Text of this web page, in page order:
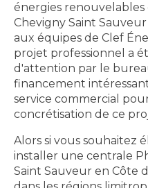
énergies renouvelables
Chevigny Saint
aux équipes de Clef
projet professionnel a
d'attention par le
financement
service commercial
concrétisation de ce
Alors si vous souhaitez
installer une centrale
Saint Sauveur en Côte